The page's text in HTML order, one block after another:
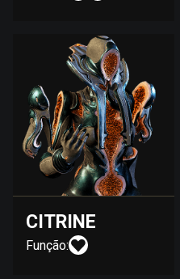
CITRINE
Função: